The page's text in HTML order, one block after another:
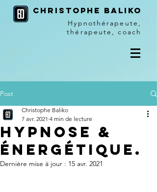
christophe baliko
Hypnothérapeute,
thérapeute, coach
Post
Hypnose &
énergétique.
Christophe Baliko
7 avr. 2021 4 min de lecture
Dernière mise à jour : 15 avr. 2021